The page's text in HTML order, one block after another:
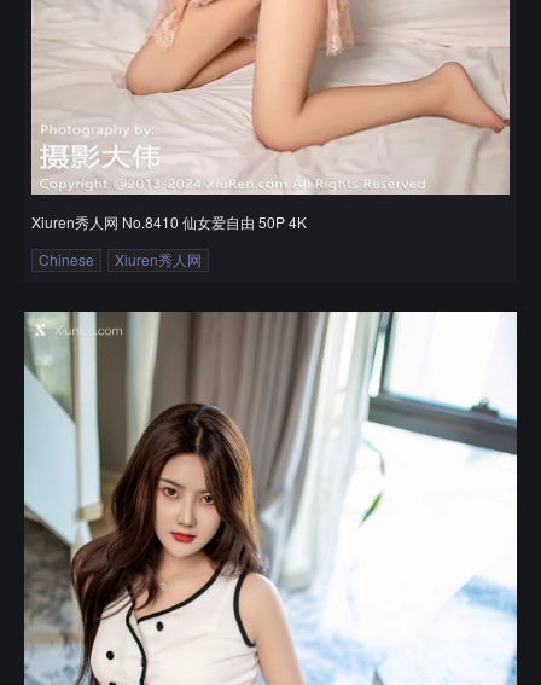
Xiuren秀人网 No.8410 仙女爱自由 50P 4K
Chinese
Xiuren秀人网